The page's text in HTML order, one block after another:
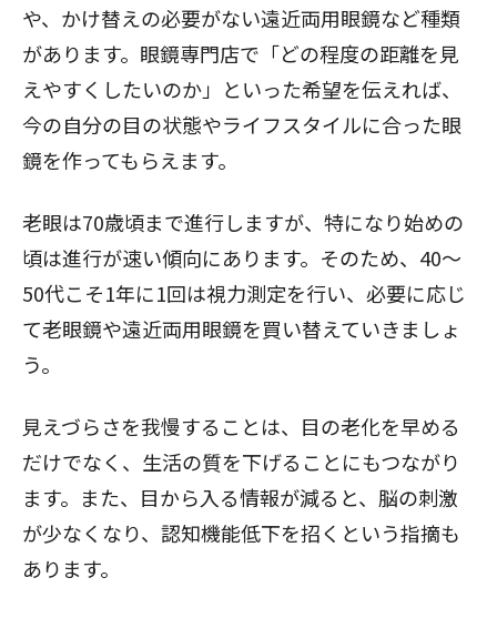
や、かけ替えの必要がない遠近両用眼鏡など種類
があります。眼鏡専門店で「どの程度の距離を見
えやすくしたいのか」といった希望を伝えれば、
今の自分の目の状態やライフスタイルに合った眼
鏡を作ってもらえます。
老眼は70歳頃まで進行しますが、特になり始めの
頃は進行が速い傾向にあります。そのため、40～
50代こそ1年に1回は視力測定を行い、必要に応じ
て老眼鏡や遠近両用眼鏡を買い替えていきましょ
う。
見えづらさを我慢することは、目の老化を早める
だけでなく、生活の質を下げることにもつながり
ます。また、目から入る情報が減ると、脳の刺激
が少なくなり、認知機能低下を招くという指摘も
あります。